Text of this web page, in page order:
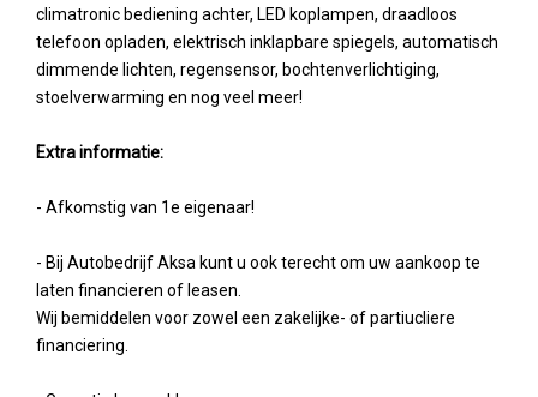
climatronic bediening achter, LED koplampen, draadloos
telefoon opladen, elektrisch inklapbare spiegels, automatisch
dimmende lichten, regensensor, bochtenverlichtiging,
stoelverwarming en nog veel meer!
Extra informatie:
- Afkomstig van 1e eigenaar!
- Bij Autobedrijf Aksa kunt u ook terecht om uw aankoop te
laten financieren of leasen.
Wij bemiddelen voor zowel een zakelijke- of partiucliere
financiering.